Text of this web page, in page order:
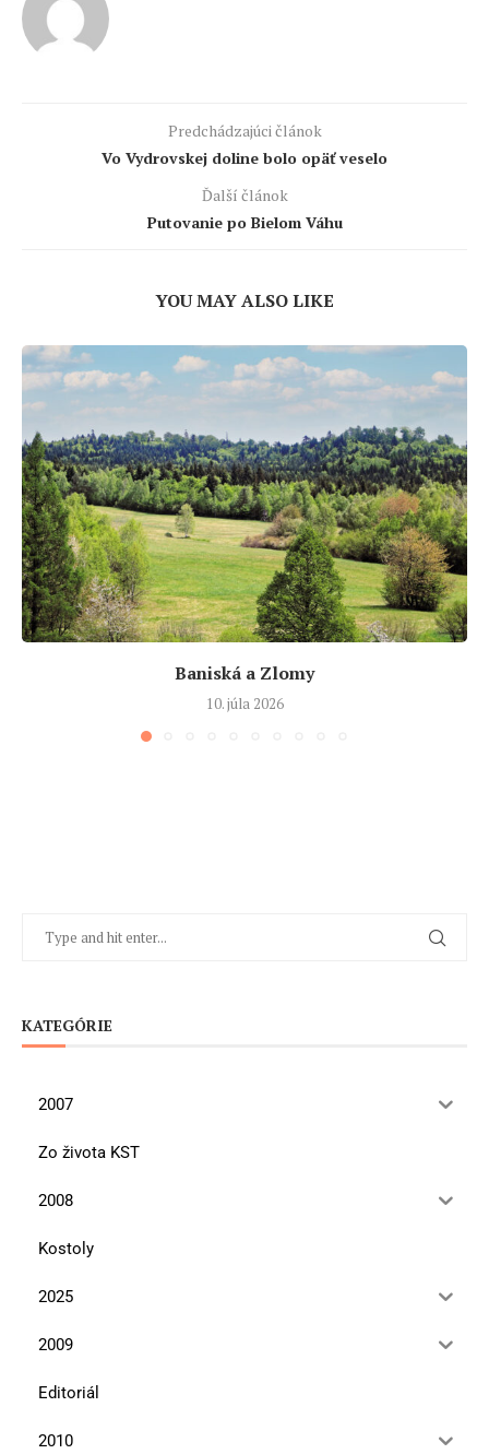
Predchádzajúci článok
Vo Vydrovskej doline bolo opäť veselo
Ďalší článok
Putovanie po Bielom Váhu
YOU MAY ALSO LIKE
Baniská a Zlomy
10. júla 2026
KATEGÓRIE
2007
Zo života KST
2008
Kostoly
2025
2009
Editoriál
2010